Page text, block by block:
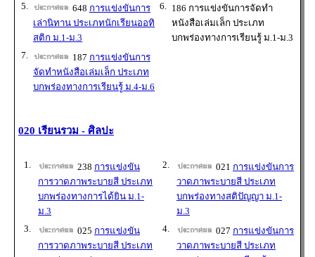
5.
648 การแข่งขันการ
เล่านิทาน ประเภทนักเรียนออทิ
สติก ม.1-ม.3
6. 186 การแข่งขันการจัดทำ
หนังสือเล่มเล็ก ประเภท
บกพร่องทางการเรียนรู้ ม.1-ม.3
7.
187 การแข่งขันการ
จัดทำหนังสือเล่มเล็ก ประเภท
บกพร่องทางการเรียนรู้ ม.4-ม.6
020 เรียนรวม - ศิลปะ
1. 238 การแข่งขัน
การวาดภาพระบายสี ประเภท
บกพร่องทางการได้ยิน ม.1-
ม.3
2. 021 การแข่งขันการ
วาดภาพระบายสี ประเภท
บกพร่องทางสติปัญญา ม.1-
ม.3
3.
025 การแข่งขัน
การวาดภาพระบายสี ประเภท
4. 027 การแข่งขันการ
วาดภาพระบายสี ประเภท